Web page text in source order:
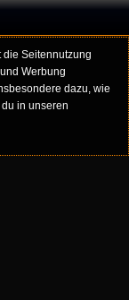
die Seitennutzung
Werbung
dazu, wie
in unseren